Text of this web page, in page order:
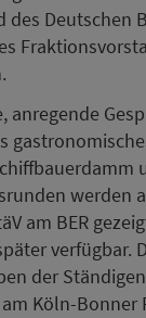
des Deutschen
anregende
werden
am BER
verfügbar.
der
am Köln-Bonner